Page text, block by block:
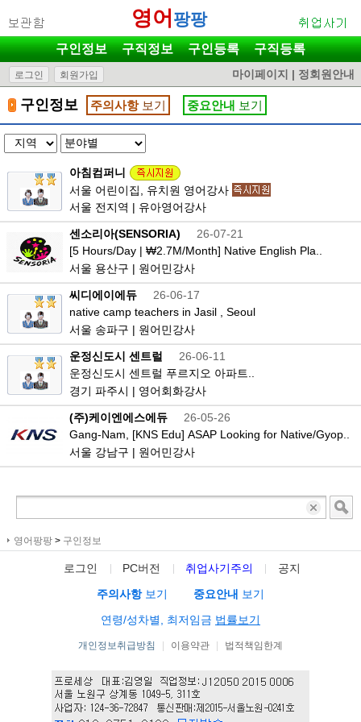
영어 팡팡
구인정보 구직정보 구인등록 구직등록
로그인 회원가입 마이페이지 | 정회원안내
구인정보 주의사항 보기 중요안내 보기
아침컴퍼니
서울 어린이집, 유치원 영어강사
서울 전지역 | 유아영어강사
센소리아(SENSORIA)
26-07-21
[5 Hours/Day | ₩2.7M/Month] Native English Pla..
서울 용산구 | 원어민강사
씨디에이에듀
26-06-17
native camp teachers in Jasil , Seoul
서울 송파구 | 원어민강사
운정신도시 센트럴
26-06-11
운정신도시 센트럴 푸르지오 아파트..
경기 파주시 | 영어회화강사
(주)케이엔에스에듀
26-05-26
Gang-Nam, [KNS Edu] ASAP Looking for Native/Gyop..
서울 강남구 | 원어민강사
영어팡팡 > 구인정보
로그인 PC버전 취업사기주의
공지
주의사항 보기 중요안내 보기
연령/성차별, 최저임금 법률보기
개인정보취급방침 | 이용약관 | 법적책임한계